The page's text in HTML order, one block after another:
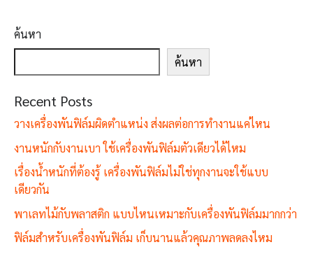
ค้นหา
ค้นหา
Recent Posts
วางเครื่องพันฟิล์มผิดตำแหน่ง ส่งผลต่อการทำงานแค่ไหน
งานหนักกับงานเบา ใช้เครื่องพันฟิล์มตัวเดียวได้ไหม
เรื่องน้ำหนักที่ต้องรู้ เครื่องพันฟิล์มไม่ใช่ทุกงานจะใช้แบบ
เดียวกัน
พาเลทไม้กับพลาสติก แบบไหนเหมาะกับเครื่องพันฟิล์มมากกว่า
ฟิล์มสำหรับเครื่องพันฟิล์ม เก็บนานแล้วคุณภาพลดลงไหม